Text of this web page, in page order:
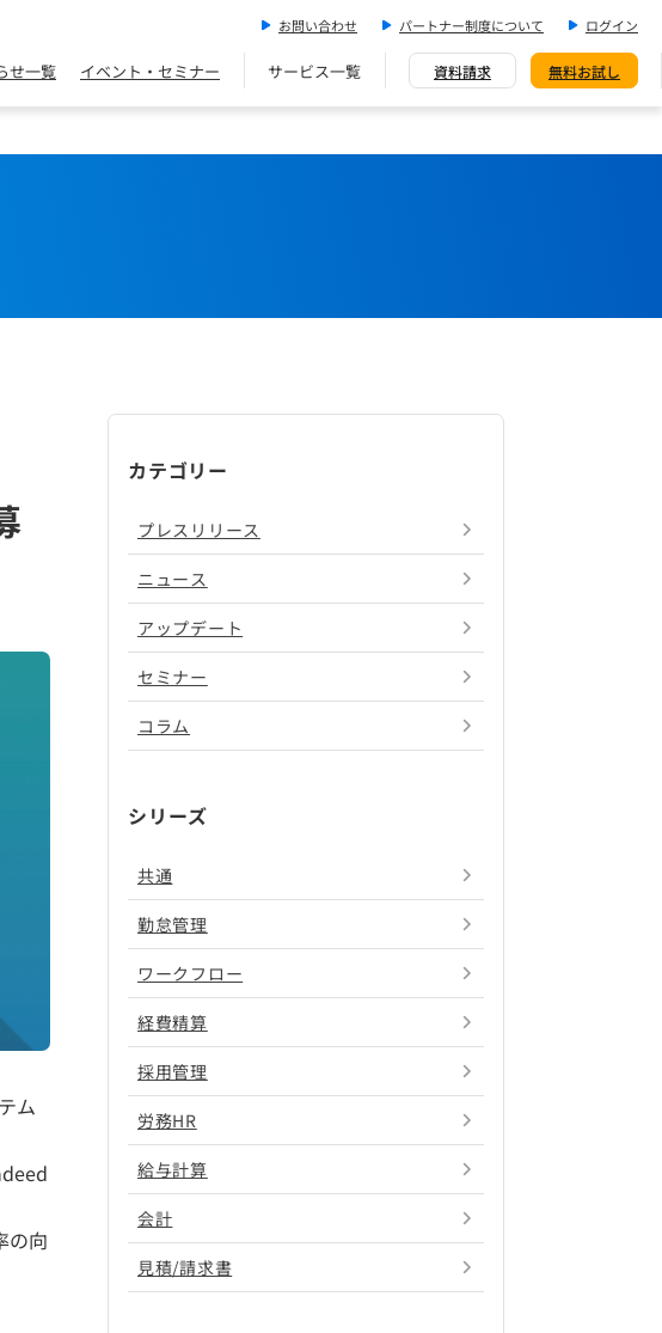
お問い合わせ パートナー制度について ログイン
せ一覧 イベント・セミナー サービス一覧 資料請求 無料お試し
ム
の向
カテゴリー
プレスリリース
ニュース
アップデート
セミナー
コラム
シリーズ
共通
勤怠管理
ワークフロー
経費精算
採用管理
労務HR
給与計算
会計
見積/請求書